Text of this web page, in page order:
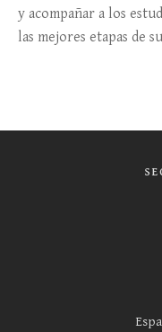
y acompañar a los
las mejores etapas de